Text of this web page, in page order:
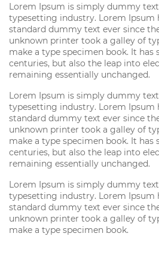
Lorem Ipsum is simply dummy
typesetting industry. Lorem Ipsum
standard dummy text ever since
unknown printer took a galley of
make a type specimen book. It
centuries, but also the leap into
remaining essentially unchanged.
Lorem Ipsum is simply dummy
typesetting industry. Lorem Ipsum
standard dummy text ever since
unknown printer took a galley of
make a type specimen book. It
centuries, but also the leap into
remaining essentially unchanged.
Lorem Ipsum is simply dummy
typesetting industry. Lorem Ipsum
standard dummy text ever since
unknown printer took a galley of
make a type specimen book.